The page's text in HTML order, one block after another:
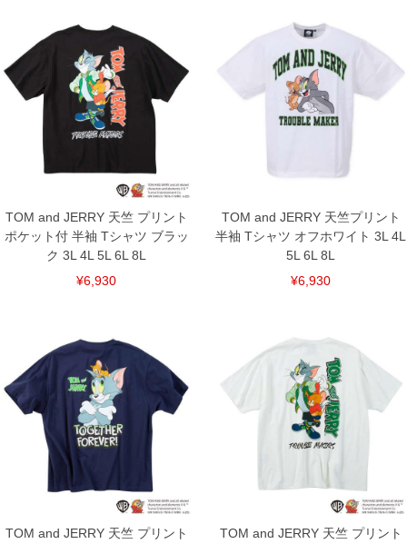
単位はcm
※【返品交換について】
返品交換希望の方は、商品到着後1週間以内にご連絡ください。
下着(肌着)やワイシャツは商品の性質上、返品交換不可とさせて頂いております。予め
ご了承くださいませ。
※【ボトムの裾上げをご希望の場合】
裾上げ料金は500円+税となります。
備考欄に股下●cmとご記入下さい。（裾上げ無料対象商品は1本につき税込6,000円以
上の品が対象。1本5,999円以下の商品は有料（500円+税）となります。）
出荷まで約1週間～20日間程お時間を頂く場合がございます。
一部、お直しに対応出来ない商品がございます。(例：裾にファスナーや調節ひもが付
いている、極端なデザインが施されている等)
※商品によって若干のサイズの誤差がございます。また、お客様がご使用の環境（コ
連絡させて頂きますので予めご了承ください。
TOM and JERRY 天竺 プリント
ポケット付 半袖 Tシャツ ブラッ
ク 3L 4L 5L 6L 8L
¥6,930
TOM and JERRY 天竺プリント
半袖 Tシャツ オフホワイト 3L 4L
5L 6L 8L
¥6,930
TOM and JERRY 天竺 プリント TOM and JERRY 天竺 プリント